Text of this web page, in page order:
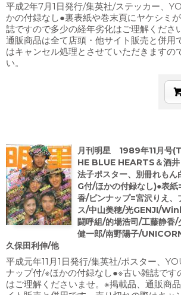
平成2年7月1日発行/集英社/ステッカー、
かの付録なし●裏表紙や巻末頁にヤケシミ
誌ですので多少の経年劣化はご理解くださ
通販商品は全て店頭・他サイト販売と併用
はキャンセル処理とさせていただきますの
い。
月刊明星 1989年11月号(T
HE BLUE HEARTS＆酒井
法子ポスター、別冊れも
G付/ほかの付録なし)●表
香/ピンナップ=宮沢りえ、
ス/中山美穂/光GENJI/
闘呼組/的場浩司/工藤静香
健一郎/南野陽子/
久保田利伸/他
平成元年11月1日発行/集英社/ポスター、
ナップ付/※ほかの付録なし●※古い雑誌です
はご理解くださいませ。※掲載品、通販商